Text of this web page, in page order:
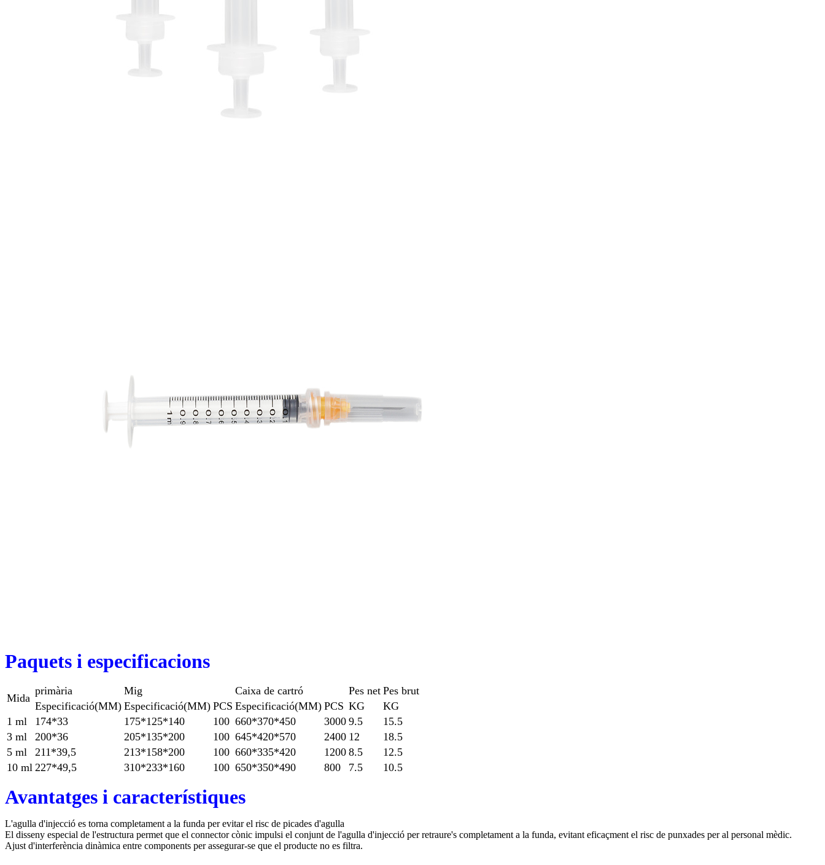
Paquets i especificacions
Mida
primària Mig Caixa de cartró Pes net Pes brut
Especificació(MM) Especificació(MM) PCS Especificació(MM) PCS KG
KG
1 ml
174*33 175*125*140 100 660*370*450 3000 9.5
15.5
3 ml
200*36 205*135*200 100 645*420*570 2400 12
18.5
5 ml
211*39,5 213*158*200 100 660*335*420 1200 8.5
12.5
10 ml 227*49,5 310*233*160 100 650*350*490 800 7.5 10.5
Avantatges i característiques
L'agulla d'injecció es torna completament a la funda per evitar el risc de picades d'agulla
El disseny especial de l'estructura permet que el connector cònic impulsi el conjunt de l'agulla d'injecció per retraure's completament a la funda, evitant eficaçment el risc de punxades per al personal mèdic.
Ajust d'interferència dinàmica entre components per assegurar-se que el producte no es filtra.